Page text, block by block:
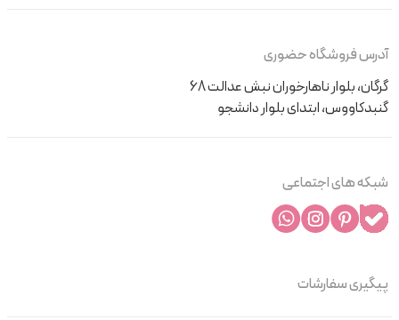
آدرس فروشگاه حضوری
گرگان، بلوار ناهارخوران نبش عدالت 68
گنبدکاووس، ابتدای بلوار دانشجو
شبکه های اجتماعی
پیگیری سفارشات